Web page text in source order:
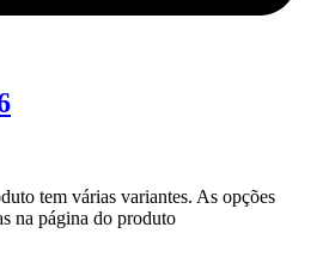
tem várias variantes. As opções
na página do produto